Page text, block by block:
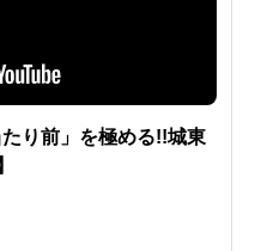
り前」を極める!!城東